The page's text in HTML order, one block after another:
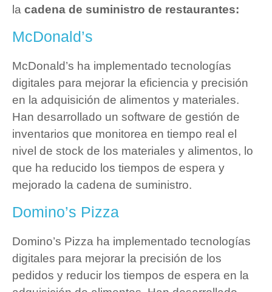
la cadena de suministro de restaurantes:
McDonald’s
McDonald’s ha implementado tecnologías
digitales para mejorar la eficiencia y precisión
en la adquisición de alimentos y materiales.
Han desarrollado un software de gestión de
inventarios que monitorea en tiempo real el
nivel de stock de los materiales y alimentos, lo
que ha reducido los tiempos de espera y
mejorado la cadena de suministro.
Domino’s Pizza
Domino’s Pizza ha implementado tecnologías
digitales para mejorar la precisión de los
pedidos y reducir los tiempos de espera en la